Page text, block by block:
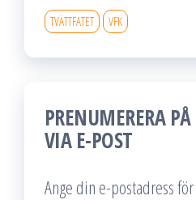
TVÄTTFATET VFK
PRENUMERERA
VIA E-POST
Ange din e-postadress